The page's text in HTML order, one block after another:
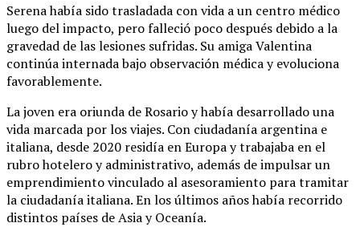
Serena había sido trasladada con vida a un centro médico
luego del impacto, pero falleció poco después debido a la
gravedad de las lesiones sufridas. Su amiga Valentina
continúa internada bajo observación médica y evoluciona
favorablemente.
La joven era oriunda de Rosario y había desarrollado una
vida marcada por los viajes. Con ciudadanía argentina e
italiana, desde 2020 residía en Europa y trabajaba en el
rubro hotelero y administrativo, además de impulsar un
emprendimiento vinculado al asesoramiento para tramitar
la ciudadanía italiana. En los últimos años había recorrido
distintos países de Asia y Oceanía.